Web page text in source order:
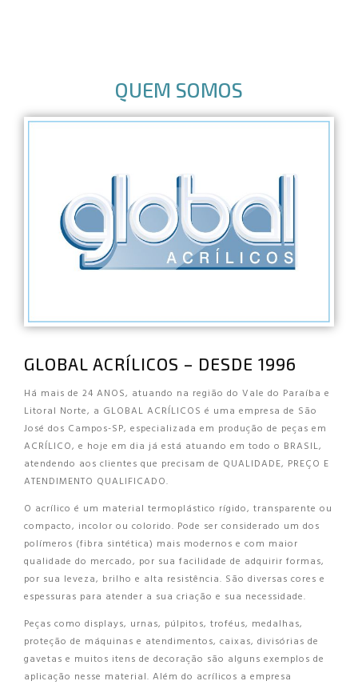
QUEM SOMOS
GLOBAL ACRÍLICOS – DESDE 1996
Há mais de 24 ANOS, atuando na região do Vale do Paraíba e
Litoral Norte, a GLOBAL ACRÍLICOS é uma empresa de São
José dos Campos-SP, especializada em produção de peças em
ACRÍLICO, e hoje em dia já está atuando em todo o BRASIL,
atendendo aos clientes que precisam de QUALIDADE, PREÇO E
ATENDIMENTO QUALIFICADO.
O acrílico é um material termoplástico rígido, transparente ou
compacto, incolor ou colorido. Pode ser considerado um dos
polímeros (fibra sintética) mais modernos e com maior
qualidade do mercado, por sua facilidade de adquirir formas,
por sua leveza, brilho e alta resistência. São diversas cores e
espessuras para atender a sua criação e sua necessidade.
Peças como displays, urnas, púlpitos, troféus, medalhas,
proteção de máquinas e atendimentos, caixas, divisórias de
gavetas e muitos itens de decoração são alguns exemplos de
aplicação nesse material. Além do acrílicos a empresa